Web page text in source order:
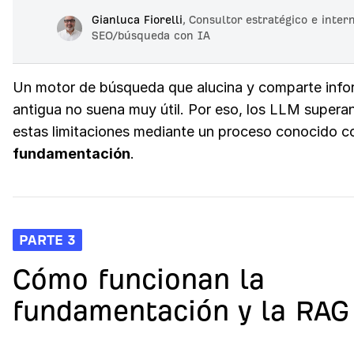
Gianluca Fiorelli, Consultor estratégico e
SEO/búsqueda con IA
Un motor de búsqueda que alucina y comparte
antigua no suena muy útil. Por eso, los LLM
estas limitaciones mediante un proceso conocido
fundamentación.
PARTE 3
Cómo funcionan la
fundamentación y la RAG